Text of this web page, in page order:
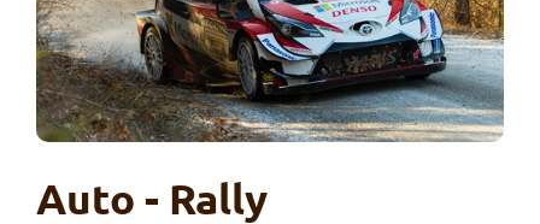
Auto - Rally